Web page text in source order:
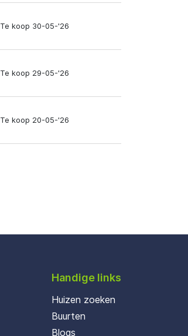
Te koop 30-05-'26
Te koop 29-05-'26
Te koop 20-05-'26
Handige links
Huizen zoeken
Buurten
Blogs